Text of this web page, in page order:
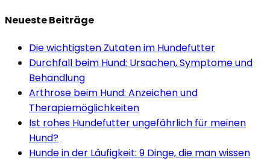
Neueste Beiträge
Die wichtigsten Zutaten im Hundefutter
Durchfall beim Hund: Ursachen, Symptome und
Behandlung
Arthrose beim Hund: Anzeichen und
Therapiemöglichkeiten
Ist rohes Hundefutter ungefährlich für meinen
Hund?
Hunde in der Läufigkeit: 9 Dinge, die man wissen